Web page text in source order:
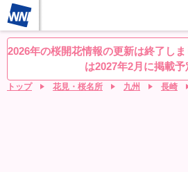
桜レーダー 名所ランキング 桜開花予想
2026年の桜開花情報の更新は終了し
は2027年2月に掲載予
トップ 花見・桜名所 九州 長崎